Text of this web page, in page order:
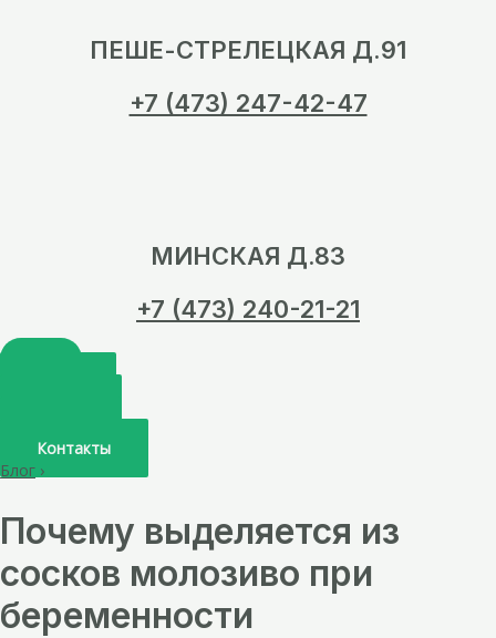
ПЕШЕ-СТРЕЛЕЦКАЯ Д.91
+7 (473) 247-42-47
МИНСКАЯ Д.83
+7 (473) 240-21-21
Контакты
Блог ›
Почему выделяется из
сосков молозиво при
беременности